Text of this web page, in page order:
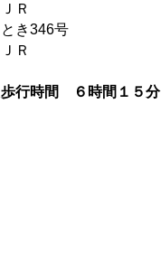
ＪＲ
とき346号
ＪＲ
歩行時間 ６時間１５分